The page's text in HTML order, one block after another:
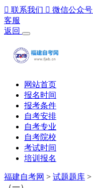
 联系我们  微信公众号
客服
返回
网站首页
报名时间
报考条件
自考安排
自考专业
自考院校
考试时间
培训报名
福建自考网 > 试题题库 >